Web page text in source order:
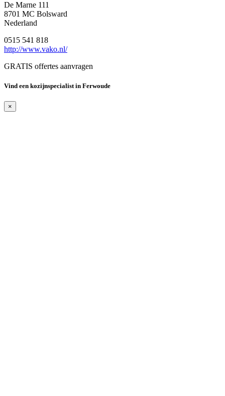
De Marne 111
8701 MC Bolsward
Nederland
0515 541 818
http://www.vako.nl/
GRATIS offertes aanvragen
Vind een kozijnspecialist in Ferwoude
×